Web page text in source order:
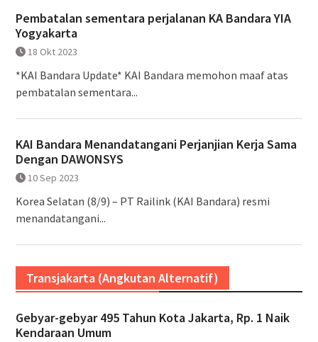
Pembatalan sementara perjalanan KA Bandara YIA
Yogyakarta
18 Okt 2023
*KAI Bandara Update* KAI Bandara memohon maaf atas
pembatalan sementara...
KAI Bandara Menandatangani Perjanjian Kerja Sama
Dengan DAWONSYS
10 Sep 2023
Korea Selatan (8/9) – PT Railink (KAI Bandara) resmi
menandatangani...
Transjakarta (Angkutan Alternatif)
Gebyar-gebyar 495 Tahun Kota Jakarta, Rp. 1 Naik
Kendaraan Umum